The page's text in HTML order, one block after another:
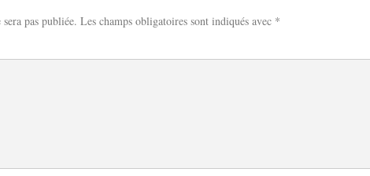
pas publiée. Les champs obligatoires sont indiqués avec *